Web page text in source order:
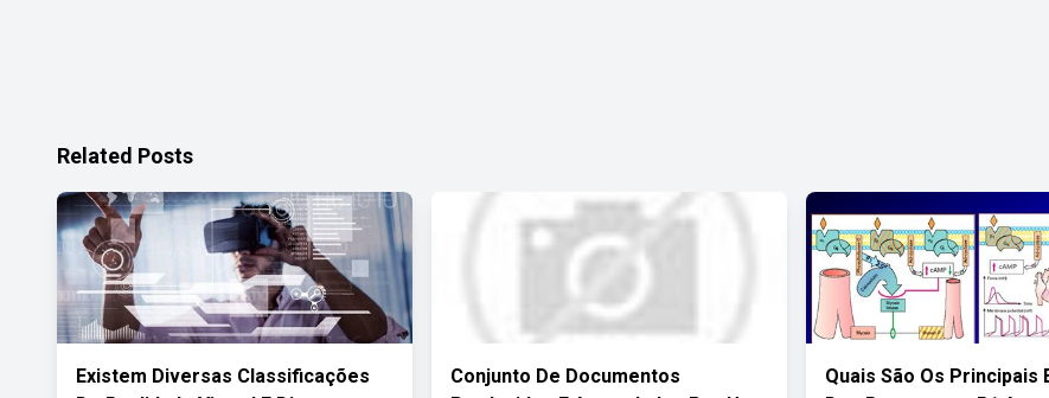
Related Posts
Existem Diversas Classificações
Conjunto De Documentos
Quais São Os Principais